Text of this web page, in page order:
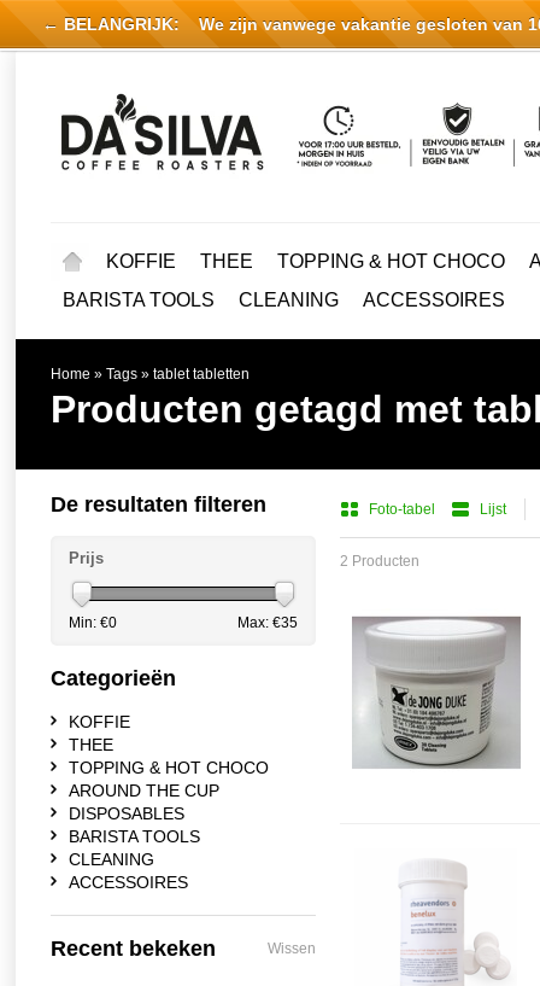
KOFFIE THEE TOPPING & HOT CHOCO
BARISTA TOOLS
CLEANING ACCESSOIRES
Home » Tags » tablet tabletten
Producten getagd met
Foto-tabel Lijst
2 Producten
De resultaten filteren
Prijs
Min: €0 Max: €35
Categorieën
KOFFIE
THEE
TOPPING & HOT CHOCO
AROUND THE CUP
DISPOSABLES
BARISTA TOOLS
CLEANING
ACCESSOIRES
Recent bekeken Wissen
← BELANGRIJK: We zijn vanwege vakantie gesloten van